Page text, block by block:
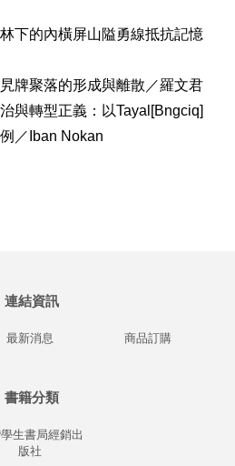
下的內橫屏山隘勇線抵抗記憶
牌聚落的形成與離散／羅文君
與轉型正義：以Tayal[Bngciq]
／Iban Nokan
連結資訊
最新消息
商品訂購
書籍分類
生書局經銷出
版社